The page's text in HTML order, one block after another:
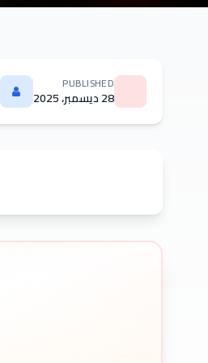
PUBLISHED
28 ديسمبر، 2025